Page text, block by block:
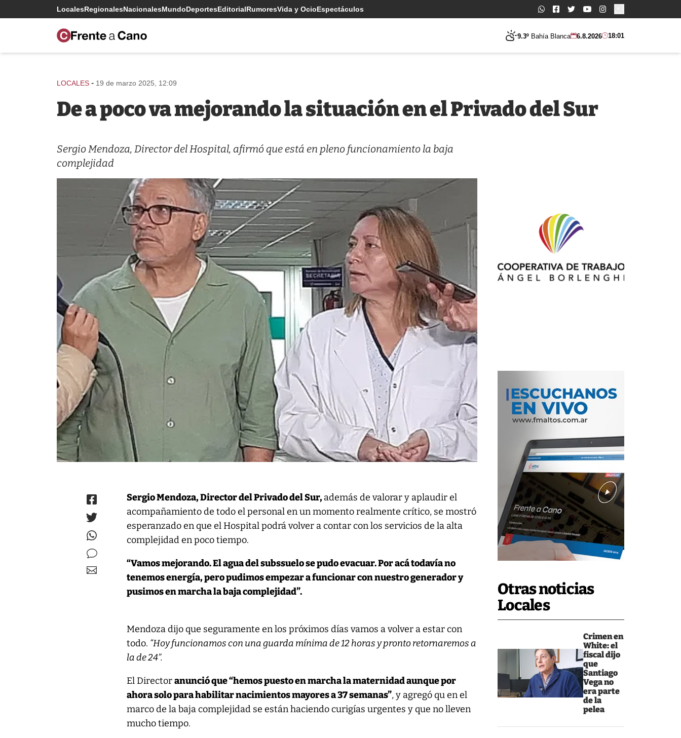
LocalesRegionalesNacionalesMundoDeportesEditorialRumoresVida y OcioEspectáculos Buscar:
9.3º Bahía Blanca 6.8.2026 18:01
Otras noticias
Locales
Crimen en
White: el
fiscal dijo
que
Santiago
Vega no
era parte
de la
pelea
LOCALES - 19 de marzo 2025, 12:09
De a poco va mejorando la situación en el Privado del Sur
Sergio Mendoza, Director del Hospital, afirmó que está en pleno funcionamiento la baja
complejidad
Sergio Mendoza, Director del Privado del Sur,además de valorar y aplaudir el
acompañamiento de todo el personal en un momento realmente crítico, se mostró
esperanzado en que el Hospital podrá volver a contar con los servicios de la alta
complejidad en poco tiempo.
“Vamos mejorando. El agua del subssuelo se pudo evacuar. Por acá todavía no
tenemos energía, pero pudimos empezar a funcionar con nuestro generador y
pusimos en marcha la baja complejidad”.
Mendoza dijo que seguramente en los próximos días vamos a volver a estar con
todo. “Hoy funcionamos con una guarda mínima de 12 horas y pronto retornaremos a
la de 24”.
El Directoranunció que “hemos puesto en marcha la maternidad aunque por
ahora solo para habilitar nacimientos mayores a 37 semanas”, y agregó qu en el
marco de la baja complejidad se están haciendo curigías urgentes y que no lleven
mucho tiempo.